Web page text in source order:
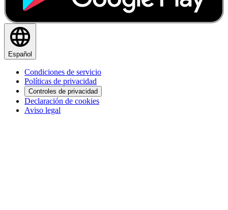
Español
Condiciones de servicio
Políticas de privacidad
Controles de privacidad
Declaración de cookies
Aviso legal